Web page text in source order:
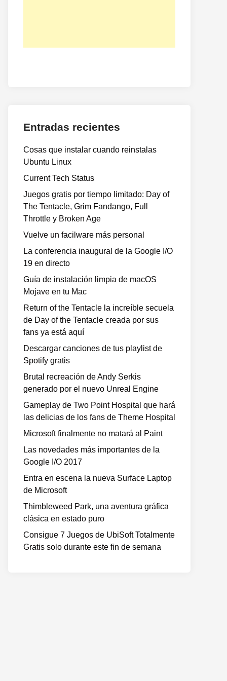
Entradas recientes
Cosas que instalar cuando reinstalas
Ubuntu Linux
Current Tech Status
Juegos gratis por tiempo limitado: Day of
The Tentacle, Grim Fandango, Full
Throttle y Broken Age
Vuelve un facilware más personal
La conferencia inaugural de la Google I/O
19 en directo
Guía de instalación limpia de macOS
Mojave en tu Mac
Return of the Tentacle la increíble secuela
de Day of the Tentacle creada por sus
fans ya está aquí
Descargar canciones de tus playlist de
Spotify gratis
Brutal recreación de Andy Serkis
generado por el nuevo Unreal Engine
Gameplay de Two Point Hospital que hará
las delicias de los fans de Theme Hospital
Microsoft finalmente no matará al Paint
Las novedades más importantes de la
Google I/O 2017
Entra en escena la nueva Surface Laptop
de Microsoft
Thimbleweed Park, una aventura gráfica
clásica en estado puro
Consigue 7 Juegos de UbiSoft Totalmente
Gratis solo durante este fin de semana